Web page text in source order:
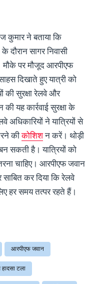
कुमार ने बताया कि
दौरान सागर निवासी
मौके पर मौजूद आरपीएफ
दिखाते हुए यात्री को
की सुरक्षा रेलवे और
यह कार्रवाई सुरक्षा के
अधिकारियों ने यात्रियों से
कीकोशिशन करें। थोड़ी
सकती है। यात्रियों को
चाहिए। आरपीएफ जवान
साबित कर दिया कि रेलवे
हर समय तत्पर रहते हैं।
आरपीएफ जवान
टला